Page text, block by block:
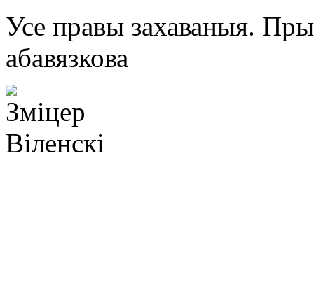
Усе правы захаваныя.
абавязкова